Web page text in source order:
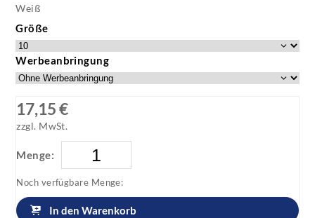
Weiß
Größe
Werbeanbringung
17,15 €
zzgl. MwSt.
Menge:
Noch verfügbare Menge:
In den Warenkorb